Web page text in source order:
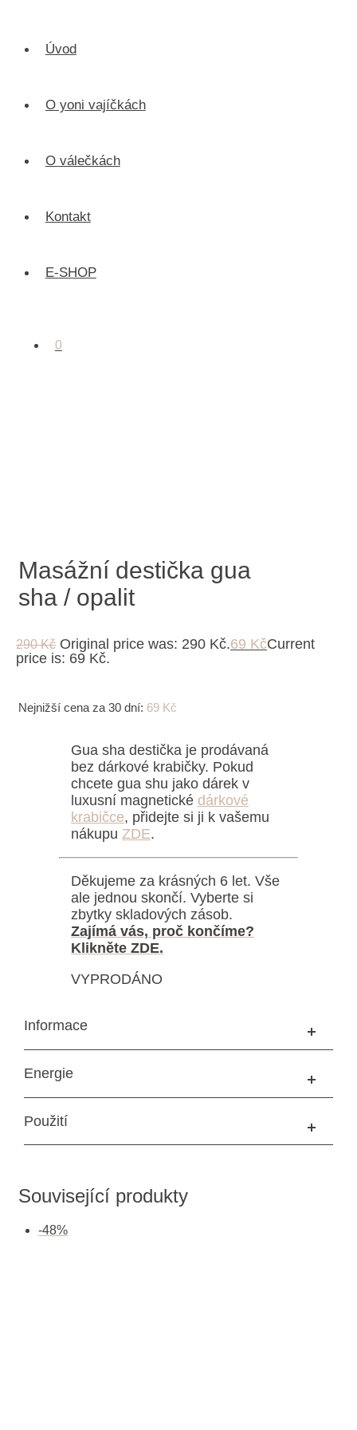
Úvod
O yoni vajíčkách
O válečkách
Kontakt
E-SHOP
0
Masážní destička gua
sha / opalit
290Kč Original price was: 290 Kč.69 KčCurrent
price is: 69 Kč.
Nejnižší cena za 30 dní: 69 Kč
Gua sha destička je prodávaná
bez dárkové krabičky. Pokud
chcete gua shu jako dárek v
luxusní magnetické dárkové
krabičce, přidejte si ji k vašemu
nákupu ZDE.
Děkujeme za krásných 6 let. Vše
ale jednou skončí. Vyberte si
zbytky skladových zásob.
Zajímá vás, proč končíme?
Klikněte ZDE.
VYPRODÁNO
Informace
Energie
Použití
Související produkty
-48%